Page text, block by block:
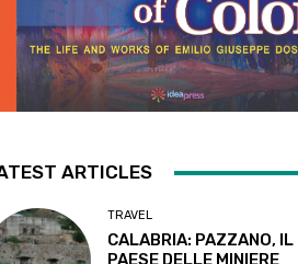
ARTICLES
TRAVEL
CALABRIA: PAZZANO, IL
PAESE DELLE MINIERE